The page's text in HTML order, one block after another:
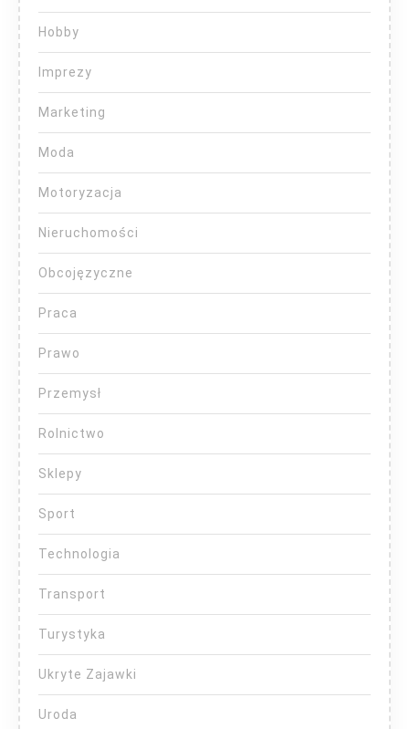
Hobby
Imprezy
Marketing
Moda
Motoryzacja
Nieruchomości
Obcojęzyczne
Praca
Prawo
Przemysł
Rolnictwo
Sklepy
Sport
Technologia
Transport
Turystyka
Ukryte Zajawki
Uroda